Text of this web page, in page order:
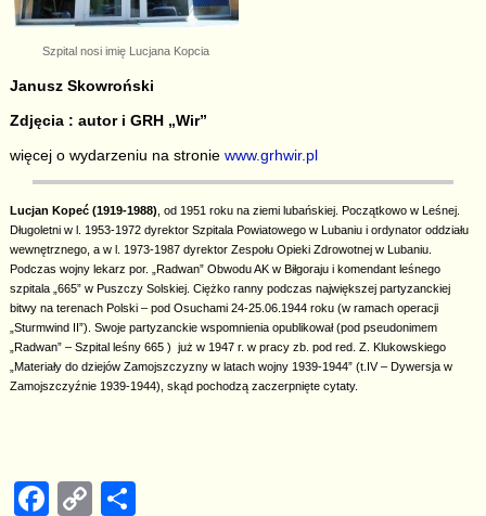
Szpital nosi imię Lucjana Kopcia
Janusz Skowroński
Zdjęcia : autor i GRH „Wir”
więcej o wydarzeniu na stronie www.grhwir.pl
Lucjan Kopeć (1919-1988), od 1951 roku na ziemi lubańskiej. Początkowo w Leśnej.
Długoletni w l. 1953-1972 dyrektor Szpitala Powiatowego w Lubaniu i ordynator oddziału
wewnętrznego, a w l. 1973-1987 dyrektor Zespołu Opieki Zdrowotnej w Lubaniu.
Podczas wojny lekarz por. „Radwan” Obwodu AK w Biłgoraju i komendant leśnego
szpitala „665” w Puszczy Solskiej. Ciężko ranny podczas największej partyzanckiej
bitwy na terenach Polski – pod Osuchami 24-25.06.1944 roku (w ramach operacji
„Sturmwind II”). Swoje partyzanckie wspomnienia opublikował (pod pseudonimem
„Radwan” – Szpital leśny 665 ) już w 1947 r. w pracy zb. pod red. Z. Klukowskiego
„Materiały do dziejów Zamojszczyzny w latach wojny 1939-1944” (t.IV – Dywersja w
Zamojszczyźnie 1939-1944), skąd pochodzą zaczerpnięte cytaty.
F
C